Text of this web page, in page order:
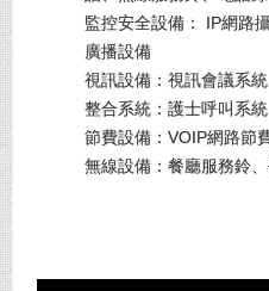
監控安全設備： IP網路
廣播設備
視訊設備：視訊會議系統
整合系統：護士呼叫系
節費設備：VOIP網路節
無線設備：餐廳服務鈴